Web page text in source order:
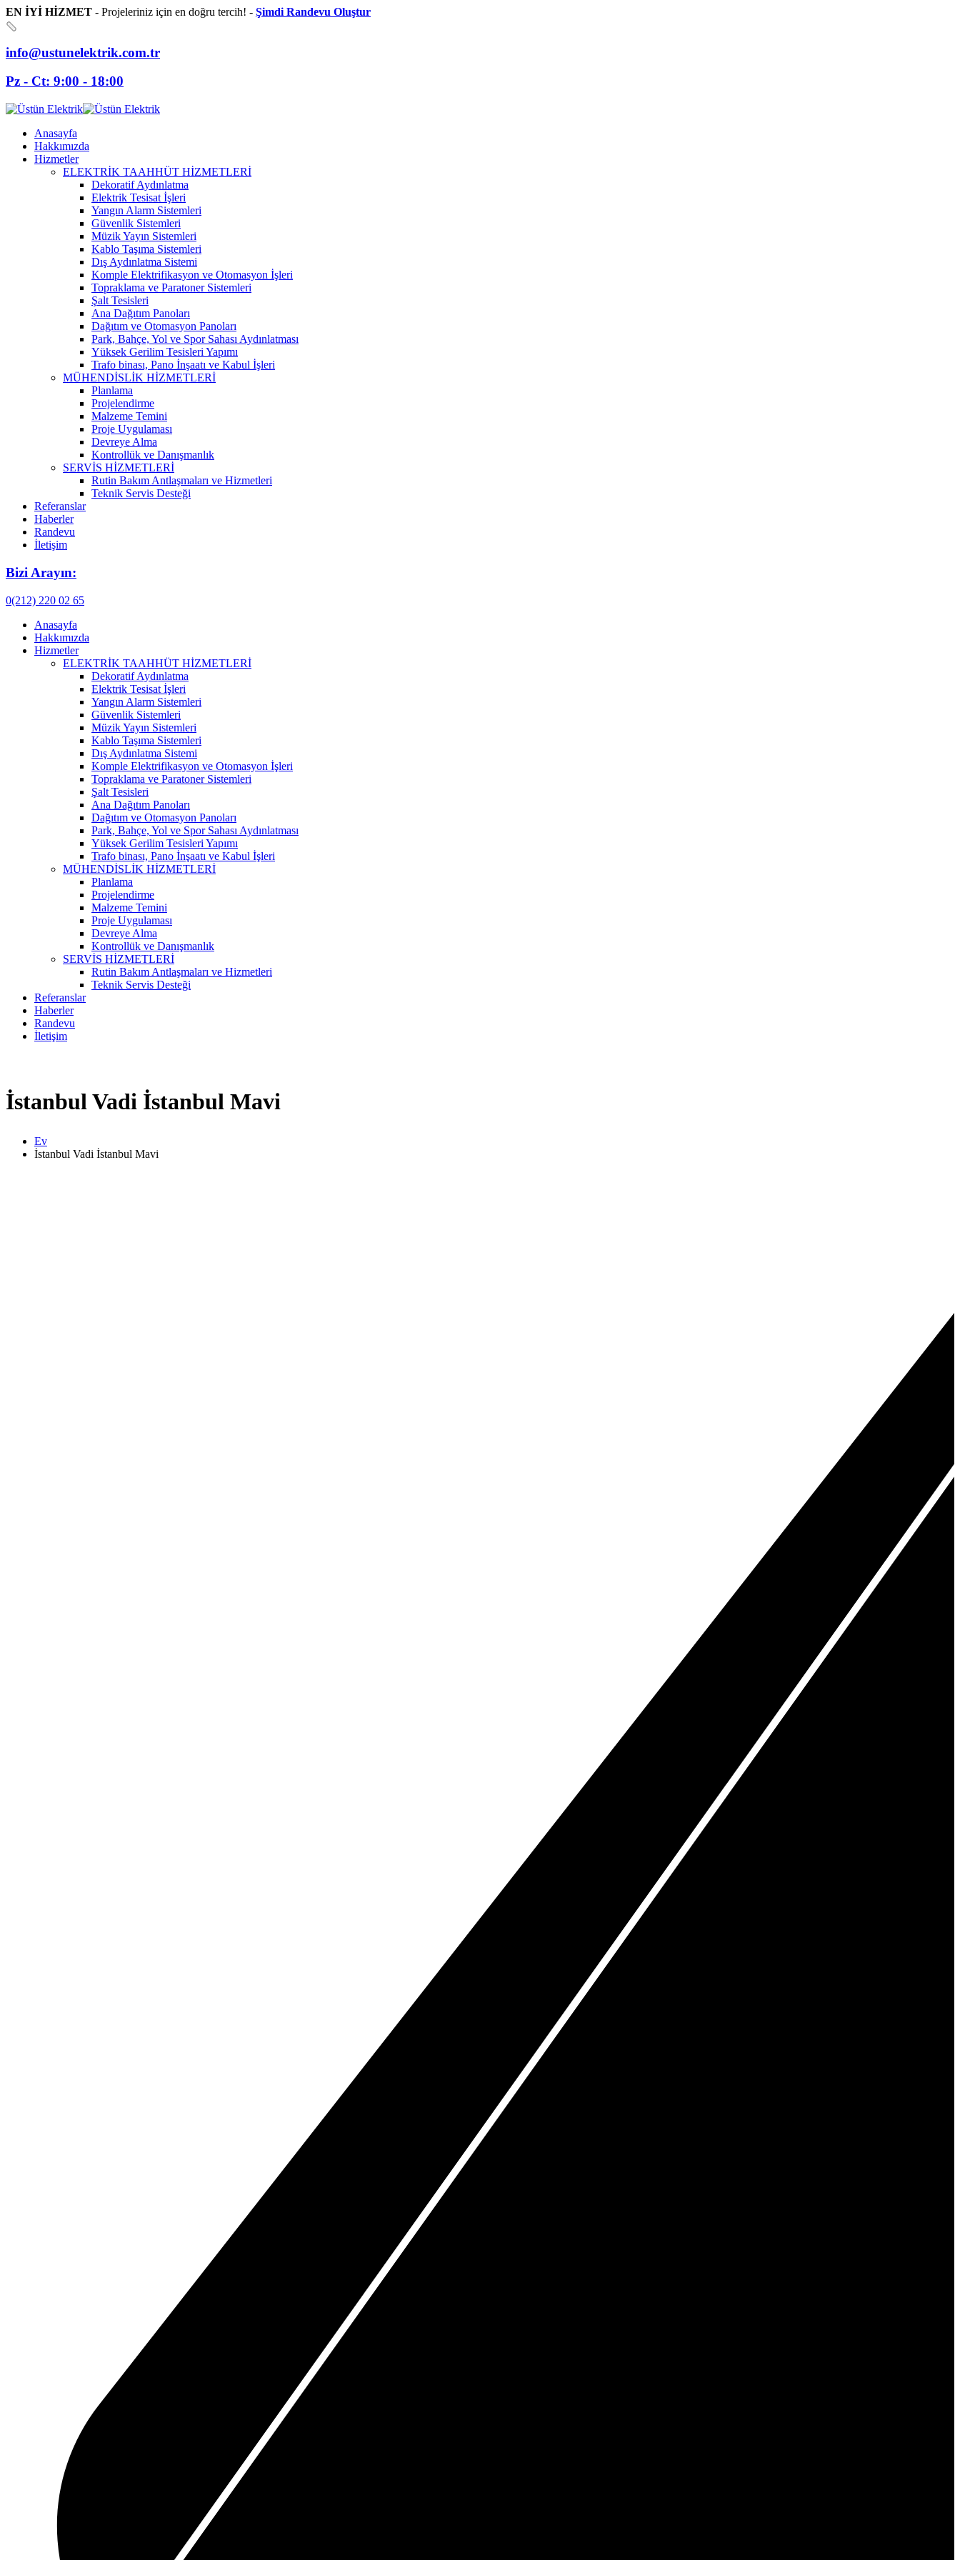
EN İYİ HİZMET - Projeleriniz için en doğru tercih! - Şimdi Randevu Oluştur
info@ustunelektrik.com.tr
Pz - Ct: 9:00 - 18:00
Anasayfa
Hakkımızda
Hizmetler
ELEKTRİK TAAHHÜT HİZMETLERİ
Dekoratif Aydınlatma
Elektrik Tesisat İşleri
Yangın Alarm Sistemleri
Güvenlik Sistemleri
Müzik Yayın Sistemleri
Kablo Taşıma Sistemleri
Dış Aydınlatma Sistemi
Komple Elektrifikasyon ve Otomasyon İşleri
Topraklama ve Paratoner Sistemleri
Şalt Tesisleri
Ana Dağıtım Panoları
Dağıtım ve Otomasyon Panoları
Park, Bahçe, Yol ve Spor Sahası Aydınlatması
Yüksek Gerilim Tesisleri Yapımı
Trafo binası, Pano İnşaatı ve Kabul İşleri
MÜHENDİSLİK HİZMETLERİ
Planlama
Projelendirme
Malzeme Temini
Proje Uygulaması
Devreye Alma
Kontrollük ve Danışmanlık
SERVİS HİZMETLERİ
Rutin Bakım Antlaşmaları ve Hizmetleri
Teknik Servis Desteği
Referanslar
Haberler
Randevu
İletişim
Bizi Arayın:
0(212) 220 02 65
Anasayfa
Hakkımızda
Hizmetler
ELEKTRİK TAAHHÜT HİZMETLERİ
Dekoratif Aydınlatma
Elektrik Tesisat İşleri
Yangın Alarm Sistemleri
Güvenlik Sistemleri
Müzik Yayın Sistemleri
Kablo Taşıma Sistemleri
Dış Aydınlatma Sistemi
Komple Elektrifikasyon ve Otomasyon İşleri
Topraklama ve Paratoner Sistemleri
Şalt Tesisleri
Ana Dağıtım Panoları
Dağıtım ve Otomasyon Panoları
Park, Bahçe, Yol ve Spor Sahası Aydınlatması
Yüksek Gerilim Tesisleri Yapımı
Trafo binası, Pano İnşaatı ve Kabul İşleri
MÜHENDİSLİK HİZMETLERİ
Planlama
Projelendirme
Malzeme Temini
Proje Uygulaması
Devreye Alma
Kontrollük ve Danışmanlık
SERVİS HİZMETLERİ
Rutin Bakım Antlaşmaları ve Hizmetleri
Teknik Servis Desteği
Referanslar
Haberler
Randevu
İletişim
İstanbul Vadi İstanbul Mavi
Ev
İstanbul Vadi İstanbul Mavi